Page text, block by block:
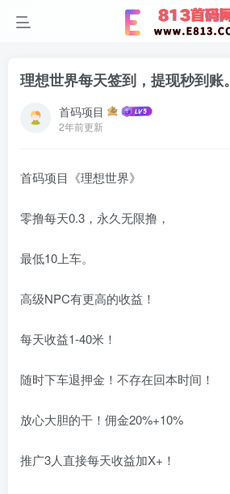
理想世界每天签到，提现秒到账。
首码项目
2年前更新
首码项目《理想世界》
零撸每天0.3，永久无限撸，
最低10上车。
高级NPC有更高的收益！
每天收益1-40米！
随时下车退押金！不存在回本时间！
放心大胆的干！佣金20%+10%
推广3人直接每天收益加X+！